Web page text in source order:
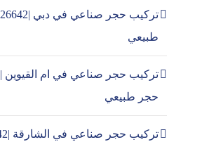
طبيعي
حجر طبيعي